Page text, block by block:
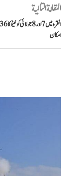
المقالة التالية
امکان